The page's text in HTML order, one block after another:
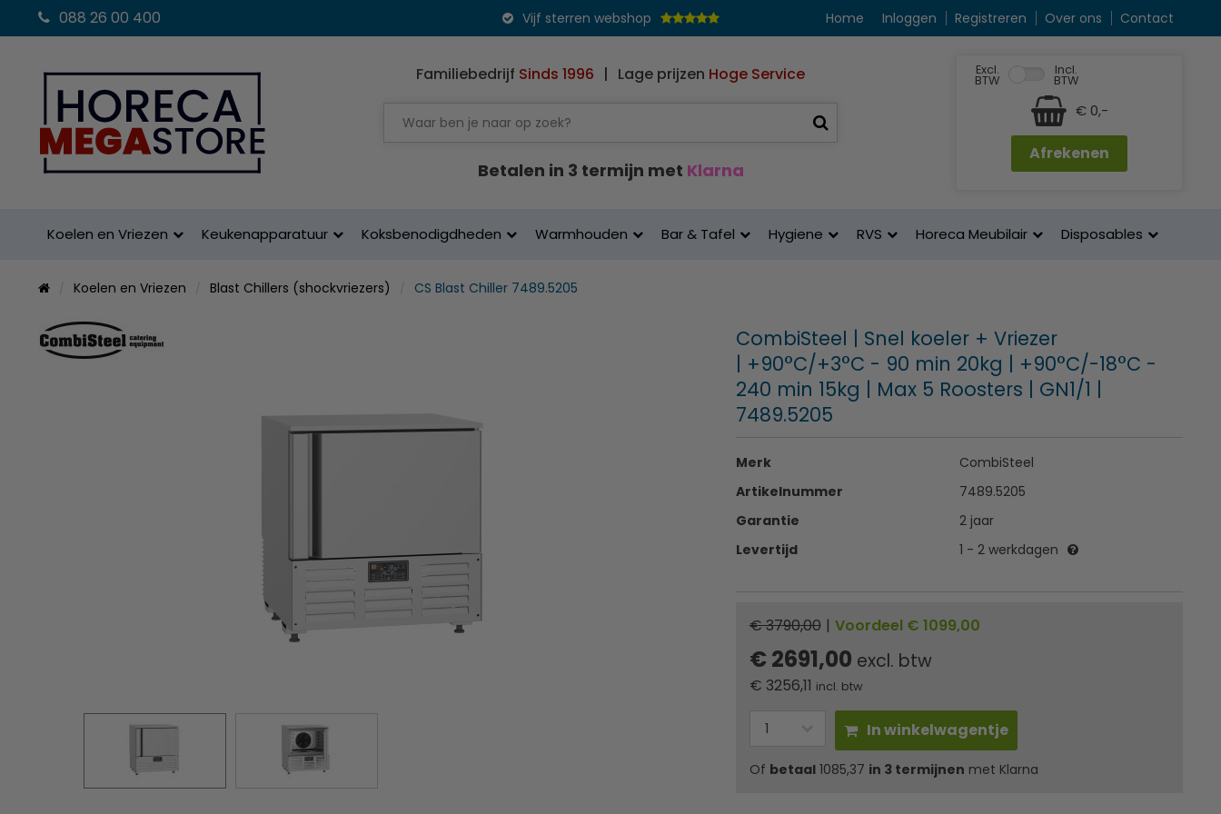
088 26 00 400 Vijf sterren webshop Home Inloggen Registreren Over ons Contact
Familiebedrijf Sinds 1996 | Lage prijzen Hoge Service
Betalen in 3 termijn met Klarna
Excl.
BTW
Incl.
BTW
€ 0,-
Afrekenen
Koelen en Vriezen Keukenapparatuur Koksbenodigdheden Warmhouden Bar & Tafel Hygiene RVS Horeca Meubilair Disposables
Koelen en Vriezen Blast Chillers (shockvriezers) CS Blast Chiller 7489.5205
CombiSteel | Snel koeler + Vriezer
| +90°C/+3°C - 90 min 20kg | +90°C/-18°C -
240 min 15kg | Max 5 Roosters | GN1/1 |
7489.5205
Merk
CombiSteel
Artikelnummer
7489.5205
Garantie
2 jaar
Levertijd
1 - 2 werkdagen
€ 3790,00 | Voordeel € 1099,00
€ 2691,00 excl. btw
€ 3256,11 incl. btw
In winkelwagentje
Of betaal1085,37 in 3 termijnen met Klarna